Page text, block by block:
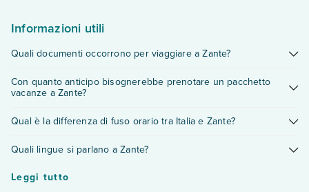
Informazioni utili
Quali documenti occorrono per viaggiare a Zante?
il passaporto o la carta di identità valida per l’espatrio ed in
Con quanto anticipo bisognerebbe prenotare un pacchetto
vacanze a Zante?
strutture e resort. In più, Eden garantisce diversi vantaggi in
scopri di più!
Qual è la differenza di fuso orario tra Italia e Zante?
Quali lingue si parlano a Zante?
A Zante si parla il Greco moderno tuttavia sono molto diffuse
l’inglese, il francese e l’italiano.
Leggi tutto